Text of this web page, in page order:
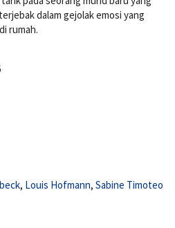
dalam gejolak emosi yang
rumah.
, Louis Hofmann, Sabine Timoteo